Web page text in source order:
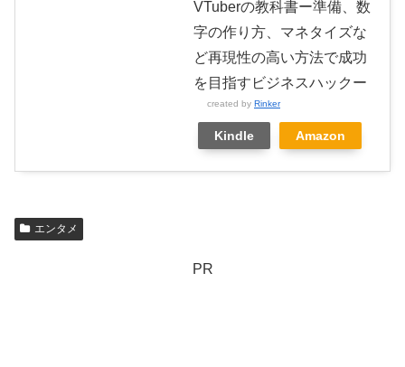
VTuberの教科書ー準備、数
字の作り方、マネタイズな
ど再現性の高い方法で成功
を目指すビジネスハックー
created by Rinker
Kindle Amazon
エンタメ
PR